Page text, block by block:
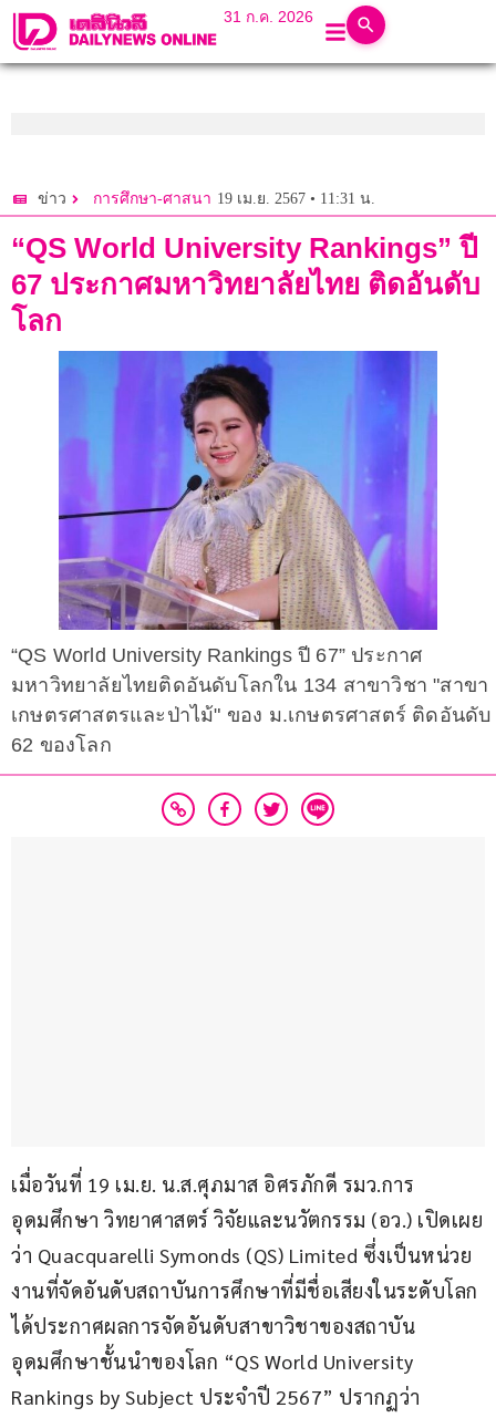
31 ก.ค. 2026
ข่าว การศึกษา-ศาสนา 19 เม.ย. 2567 • 11:31 น.
“QS World University Rankings” ปี
67 ประกาศมหาวิทยาลัยไทย ติดอันดับ
โลก
“QS World University Rankings ปี 67” ประกาศ
มหาวิทยาลัยไทยติดอันดับโลกใน 134 สาขาวิชา "สาขา
เกษตรศาสตรและป่าไม้" ของ ม.เกษตรศาสตร์ ติดอันดับ
62 ของโลก
เมื่อวันที่ 19 เม.ย. น.ส.ศุภมาส อิศรภักดี รมว.การ
อุดมศึกษา วิทยาศาสตร์ วิจัยและนวัตกรรม (อว.) เปิดเผย
ว่า Quacquarelli Symonds (QS) Limited ซึ่งเป็นหน่วย
งานที่จัดอันดับสถาบันการศึกษาที่มีชื่อเสียงในระดับโลก
ได้ประกาศผลการจัดอันดับสาขาวิชาของสถาบัน
อุดมศึกษาชั้นนำของโลก “QS World University
Rankings by Subject ประจำปี 2567” ปรากฏว่า